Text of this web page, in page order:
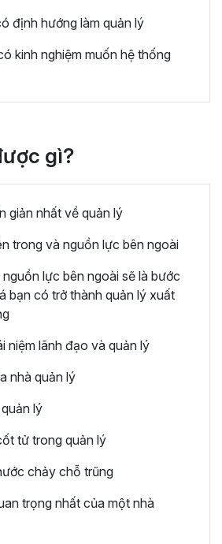
định hướng làm quản lý
kinh nghiệm muốn hệ thống
gì?
giản nhất về quản lý
trong và nguồn lực bên ngoài
lực bên ngoài sẽ là bước
bạn có trở thành quản lý xuất
niệm lãnh đạo và quản lý
nhà quản lý
lý
tử trong quản lý
chảy chỗ trũng
trọng nhất của một nhà